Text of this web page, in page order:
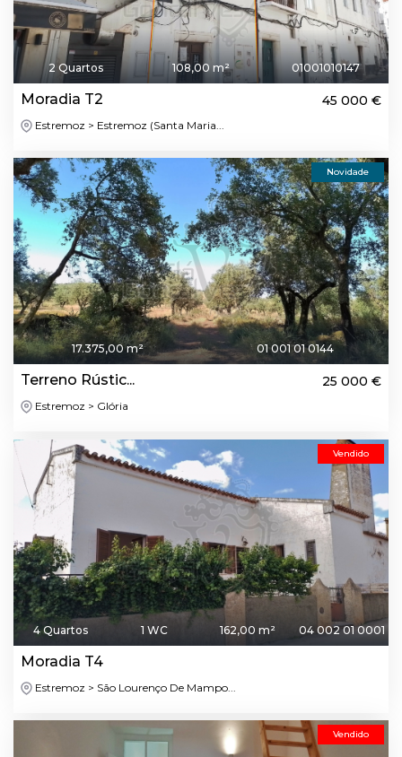
2 Quartos 108,00 m² 01001010147
Moradia T2 45 000 €
Estremoz > Estremoz (Santa Maria...
Novidade
17.375,00 m² 01 001 01 0144
Terreno Rústic... 25 000 €
Estremoz > Glória
Vendido
4 Quartos 1 WC 162,00 m² 04 002 01 0001
Moradia T4
Estremoz > São Lourenço De Mampo...
Vendido